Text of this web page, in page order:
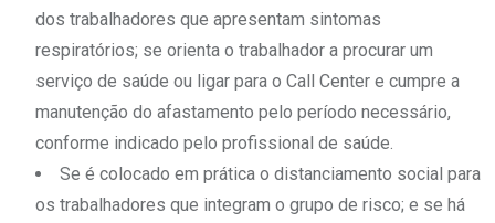
dos trabalhadores que apresentam sintomas
respiratórios; se orienta o trabalhador a procurar um
serviço de saúde ou ligar para o Call Center e cumpre a
manutenção do afastamento pelo período necessário,
conforme indicado pelo profissional de saúde.
Se é colocado em prática o distanciamento social para
os trabalhadores que integram o grupo de risco; e se há